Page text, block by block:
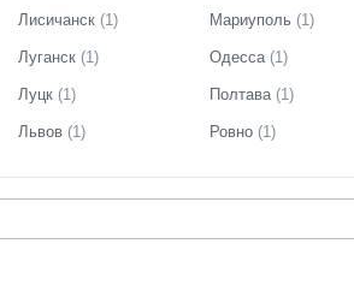
Лисичанск (1)
Луганск (1)
Луцк (1)
Львов (1)
Мариуполь (1)
Одесса(1)
Полтава(1)
Ровно (1)